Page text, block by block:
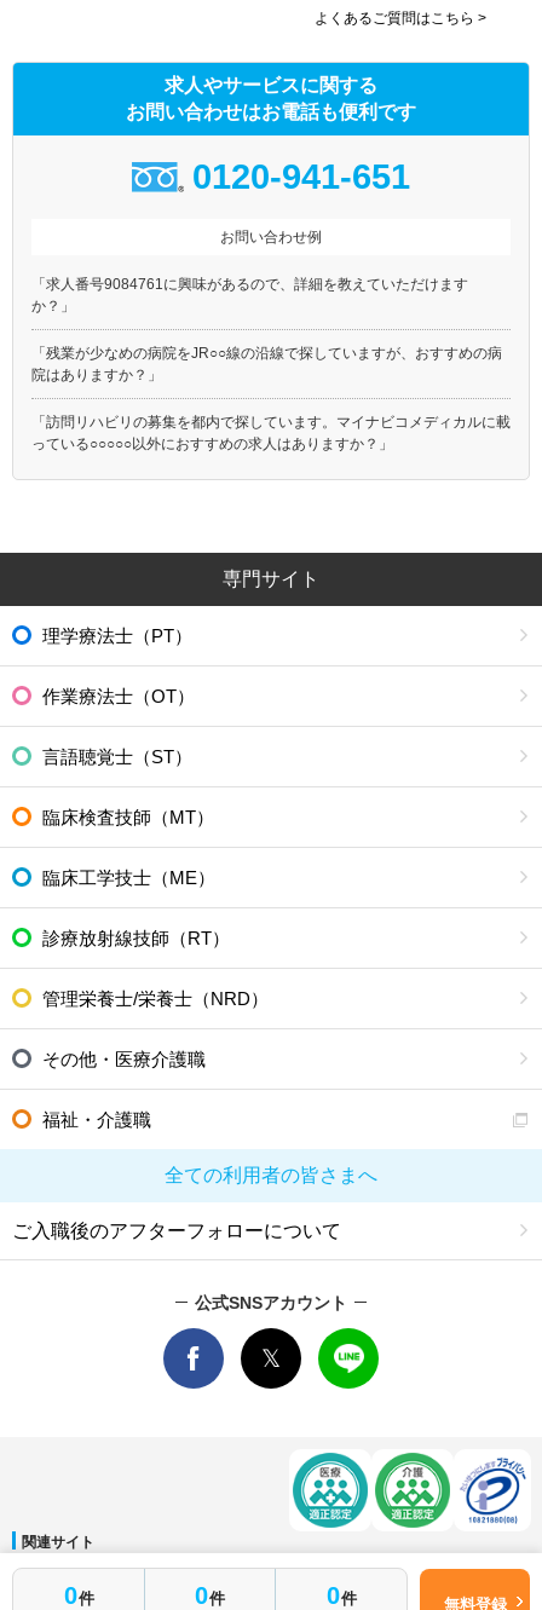
0件 0件 0件 無料登録
よくあるご質問はこちら >
求人やサービスに関する
お問い合わせはお電話も便利です
0120-941-651
お問い合わせ例
「求人番号9084761に興味があるので、詳細を教えていただけます
か？」
「残業が少なめの病院をJR○○線の沿線で探していますが、おすすめの病
院はありますか？」
「訪問リハビリの募集を都内で探しています。マイナビコメディカルに載
っている○○○○○以外におすすめの求人はありますか？」
専門サイト
理学療法士（PT）
作業療法士（OT）
言語聴覚士（ST）
臨床検査技師（MT）
臨床工学技士（ME）
診療放射線技師（RT）
管理栄養士/栄養士（NRD）
その他・医療介護職
福祉・介護職
全ての利用者の皆さまへ
ご入職後のアフターフォローについて
公式SNSアカウント
関連サイト
マイナビDOCTOR│マイナビ看護師│マイナビ薬剤師│マイナビ保育士
運営会社